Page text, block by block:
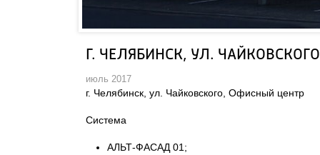
Г. ЧЕЛЯБИНСК, УЛ.
июль 2017
г. Челябинск, ул. Чайковского, Офисный центр
Система
АЛЬТ-ФАСАД 01;